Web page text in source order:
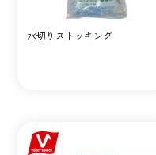
水切りストッキング